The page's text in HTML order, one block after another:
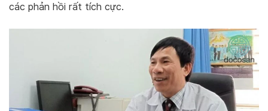
các phản hồi rất tích cực.